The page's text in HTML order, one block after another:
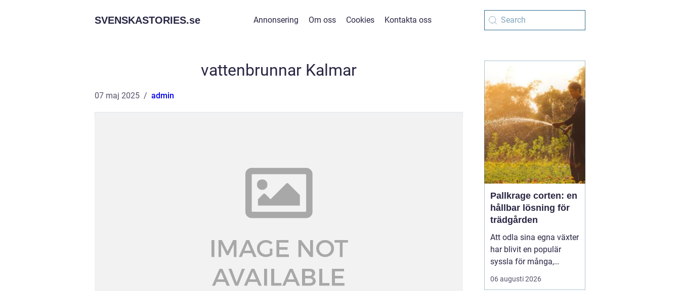
SVENSKASTORIES.se Annonsering Om oss Cookies Kontakta oss
vattenbrunnar Kalmar
07 maj 2025 admin
Pallkrage corten: en
hållbar lösning för
trädgården
Att odla sina egna växter
har blivit en populär
syssla för många,
oavsett om det handlar
om att ha en prunkande
06 augusti 2026